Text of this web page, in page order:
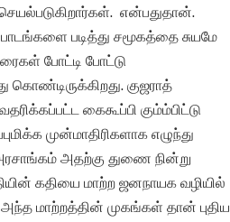
என்பதுதான்.
படித்து சமூகத்தை சுயமே
போட்டி போட்டு
கொண்டிருக்கிறது. குஜராத்
கைகூப்பி கும்ம்பிட்டு
முன்மாதிரிகளாக எழுந்து
அதற்கு துணை நின்று
கதியை மாற்ற ஜனநாயக வழியில்
மாற்றத்தின் முகங்கள் தான் புதிய